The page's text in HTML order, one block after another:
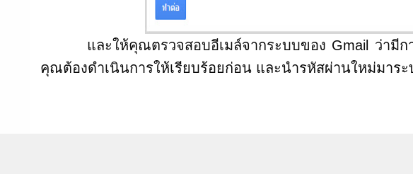
และให้คุณตรวจสอบอีเมล์จากระบบของ Gmail ว่ามีกา
คุณต้องดำเนินการให้เรียบร้อยก่อน และนำรหัสผ่านใหม่มาระ